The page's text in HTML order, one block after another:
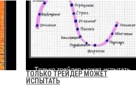
ТОЛЬКО ТРЕЙДЕР МОЖЕТ
ИСПЫТАТЬ